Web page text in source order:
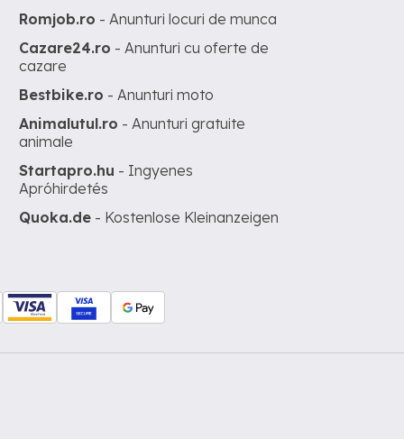
Romjob.ro - Anunturi locuri de munca
Cazare24.ro - Anunturi cu oferte de
cazare
Bestbike.ro - Anunturi moto
Animalutul.ro - Anunturi gratuite
animale
Startapro.hu - Ingyenes
Apróhirdetés
Quoka.de - Kostenlose Kleinanzeigen